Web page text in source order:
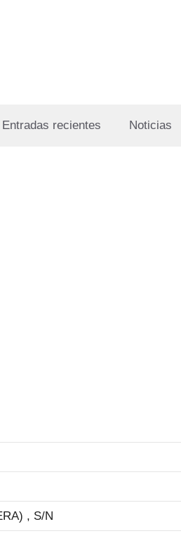
Entradas recientes Noticias
, S/N